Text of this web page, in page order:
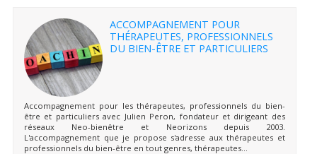
ACCOMPAGNEMENT POUR
THÉRAPEUTES, PROFESSIONNELS
DU BIEN-ÊTRE ET PARTICULIERS
Accompagnement pour les thérapeutes, professionnels du bien-
être et particuliers avec Julien Peron, fondateur et dirigeant des
réseaux Neo-bienêtre et Neorizons depuis 2003.
L'accompagnement que je propose s'adresse aux thérapeutes et
professionnels du bien-être en tout genres, thérapeutes...